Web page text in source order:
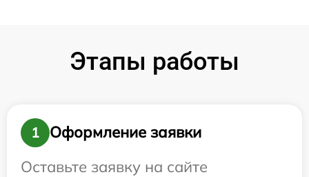
Этапы работы
1
Оформление заявки
Оставьте заявку на сайте